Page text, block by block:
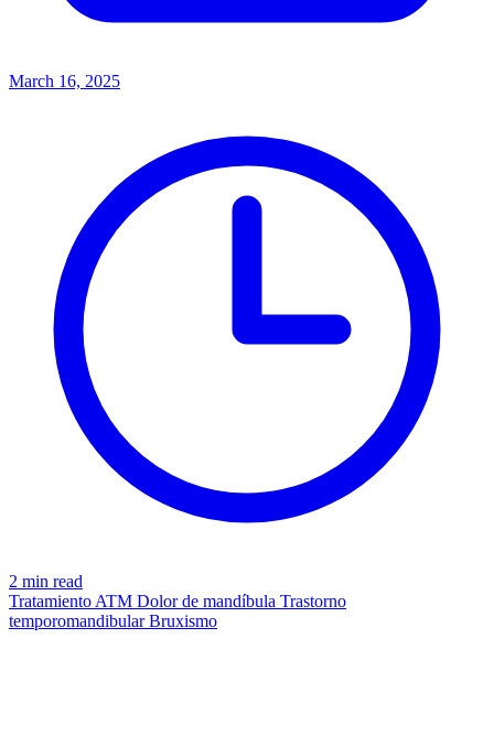
March 16, 2025
2 min read
Tratamiento ATM Dolor de mandíbula Trastorno
temporomandibularBruxismo